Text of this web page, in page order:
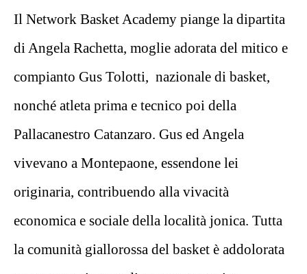
Il Network Basket Academy piange la dipartita
di Angela Rachetta, moglie adorata del mitico e
compianto Gus Tolotti, nazionale di basket,
nonché atleta prima e tecnico poi della
Pallacanestro Catanzaro. Gus ed Angela
vivevano a Montepaone, essendone lei
originaria, contribuendo alla vivacità
economica e sociale della località jonica. Tutta
la comunità giallorossa del basket è addolorata